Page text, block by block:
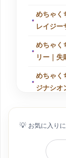
めちゃ
レイジー
めちゃく
リー｜失
めちゃ
ジナシオ
想」で検
💡 お気に入り